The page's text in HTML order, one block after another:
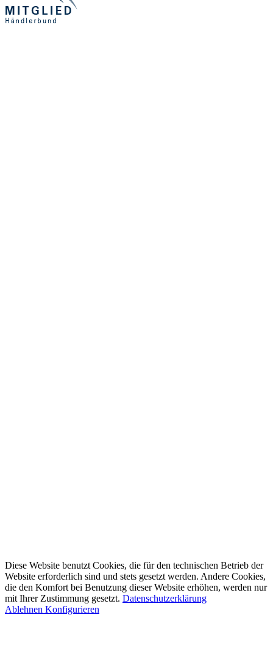
Diese Website benutzt Cookies, die für den technischen Betrieb der
Website erforderlich sind und stets gesetzt werden. Andere Cookies,
die den Komfort bei Benutzung dieser Website erhöhen, werden nur
mit Ihrer Zustimmung gesetzt. Datenschutzerklärung
Ablehnen Konfigurieren